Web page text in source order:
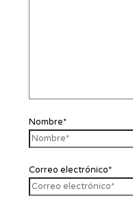
Nombre*
Correo electrónico*